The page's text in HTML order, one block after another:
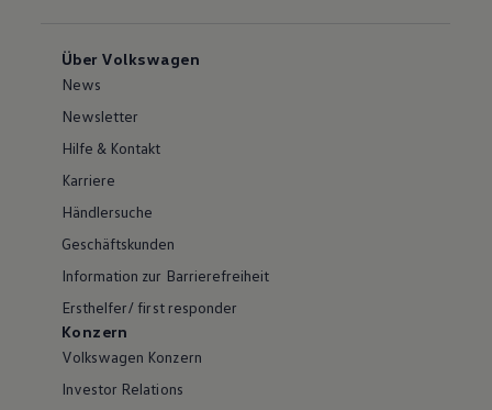
Über Volkswagen
News
Newsletter
Hilfe & Kontakt
Karriere
Händlersuche
Geschäftskunden
Information zur Barrierefreiheit
Ersthelfer/ first responder
Konzern
Volkswagen Konzern
Investor Relations